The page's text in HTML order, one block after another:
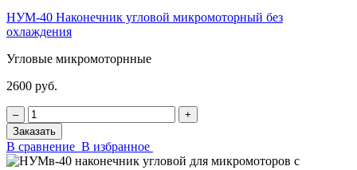
НУМ-40 Наконечник угловой микромоторный без
охлаждения
Угловые микромоторнные
2600 руб.
‒
+
Заказать
В сравнение В избранное